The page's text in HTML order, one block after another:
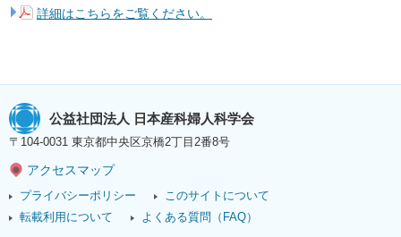
詳細はこちらをご覧ください。
公益社団法人 日本産科婦人科学会
〒104-0031 東京都中央区京橋2丁目2番8号
アクセスマップ
プライバシーポリシー
このサイトについて
転載利用について
よくある質問（FAQ）